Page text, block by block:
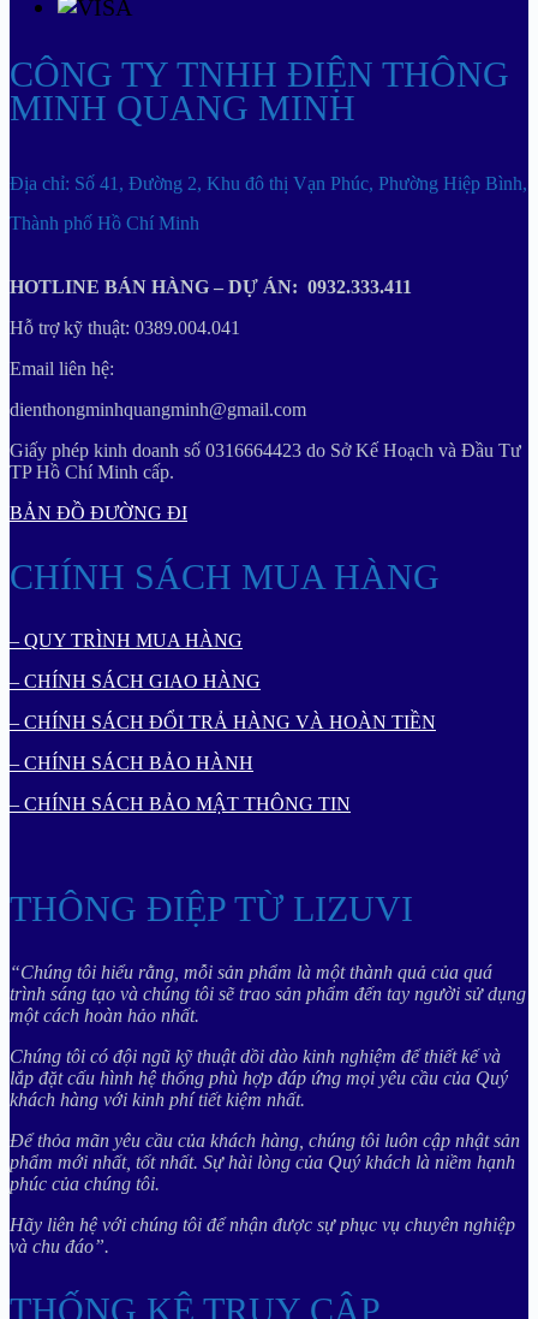
CÔNG TY TNHH ĐIỆN THÔNG
MINH QUANG MINH
Địa chỉ: Số 41, Đường 2, Khu đô thị Vạn Phúc, Phường Hiệp Bình,
Thành phố Hồ Chí Minh
HOTLINE BÁN HÀNG – DỰ ÁN: 0932.333.411
Hỗ trợ kỹ thuật: 0389.004.041
Email liên hệ:
dienthongminhquangminh@gmail.com
Giấy phép kinh doanh số 0316664423 do Sở Kế Hoạch và Đầu Tư
TP Hồ Chí Minh cấp.
BẢN ĐỒ ĐƯỜNG ĐI
CHÍNH SÁCH MUA HÀNG
– QUY TRÌNH MUA HÀNG
– CHÍNH SÁCH GIAO HÀNG
– CHÍNH SÁCH ĐỔI TRẢ HÀNG VÀ HOÀN TIỀN
– CHÍNH SÁCH BẢO HÀNH
– CHÍNH SÁCH BẢO MẬT THÔNG TIN
THÔNG ĐIỆP TỪ LIZUVI
“Chúng tôi hiểu rằng, mỗi sản phẩm là một thành quả của quá
trình sáng tạo và chúng tôi sẽ trao sản phẩm đến tay người sử dụng
một cách hoàn hảo nhất.
Chúng tôi có đội ngũ kỹ thuật dồi dào kinh nghiệm để thiết kế và
lắp đặt cấu hình hệ thống phù hợp đáp ứng mọi yêu cầu của Quý
khách hàng với kinh phí tiết kiệm nhất.
Để thỏa mãn yêu cầu của khách hàng, chúng tôi luôn cập nhật sản
phẩm mới nhất, tốt nhất. Sự hài lòng của Quý khách là niềm hạnh
phúc của chúng tôi.
Hãy liên hệ với chúng tôi để nhận được sự phục vụ chuyên nghiệp
và chu đáo”.
THỐNG KÊ TRUY CẬP